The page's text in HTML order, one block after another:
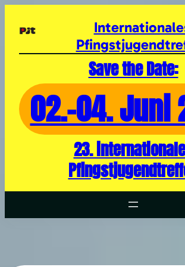
springen
Save the Date:
02.-04. Juni
23.